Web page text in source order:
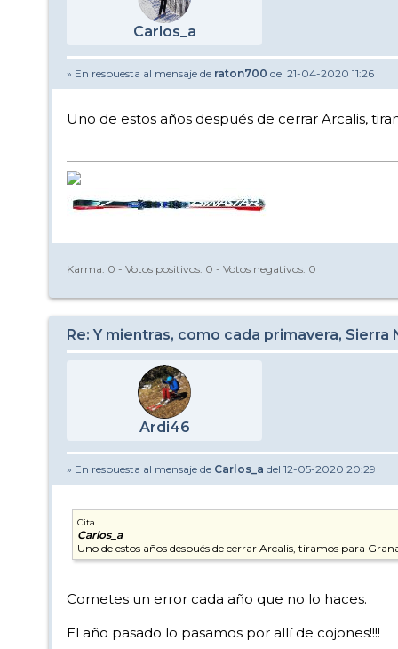
Carlos_a
» En respuesta al mensaje de raton700 del 21-04-2020 11:26
Uno de estos años después de cerrar Arcalis,
Karma: 0 - Votos positivos: 0 - Votos negativos: 0
Re: Y mientras, como cada primavera,
Ardi46
» En respuesta al mensaje de Carlos_a del 12-05-2020 20:29
Cita
Carlos_a
Uno de estos años después de cerrar Arcalis, tiramos para
Cometes un error cada año que no lo haces.
El año pasado lo pasamos por allí de cojones!!!!